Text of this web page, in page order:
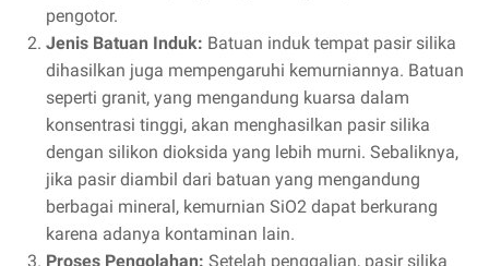
pengotor.
Jenis Batuan Induk: Batuan induk tempat pasir silika
dihasilkan juga mempengaruhi kemurniannya. Batuan
seperti granit, yang mengandung kuarsa dalam
konsentrasi tinggi, akan menghasilkan pasir silika
dengan silikon dioksida yang lebih murni. Sebaliknya,
jika pasir diambil dari batuan yang mengandung
berbagai mineral, kemurnian SiO2 dapat berkurang
karena adanya kontaminan lain.
Proses Pengolahan: Setelah penggalian, pasir silika